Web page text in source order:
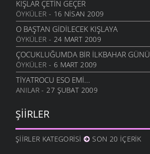
UMUTSUZLUK
3 KASIM 2009
ÇORUH
23 EKIM 2009
RUHUMDAKI BOŞLUK
23 EKIM 2009
İYI KI VARSIN KÖYÜM
GEL GÖR KI
3 EYLÜL 2009
ZANNETME
KIŞLAR ÇETIN GEÇER
ÖYKÜLER - 16 NISAN 2009
O BAŞTAN GIDILECEK KIŞLAYA
ÖYKÜLER - 24 MART 2009
ÇOCUKLUĞUMDA BIR İLKBAHAR GÜNÜ
ÖYKÜLER - 6 MART 2009
TIYATROCU ESO EMI...
ANILAR- 27 ŞUBAT 2009
ŞIIRLER
ŞIIRLER KATEGORISI SON 20 İÇERIK